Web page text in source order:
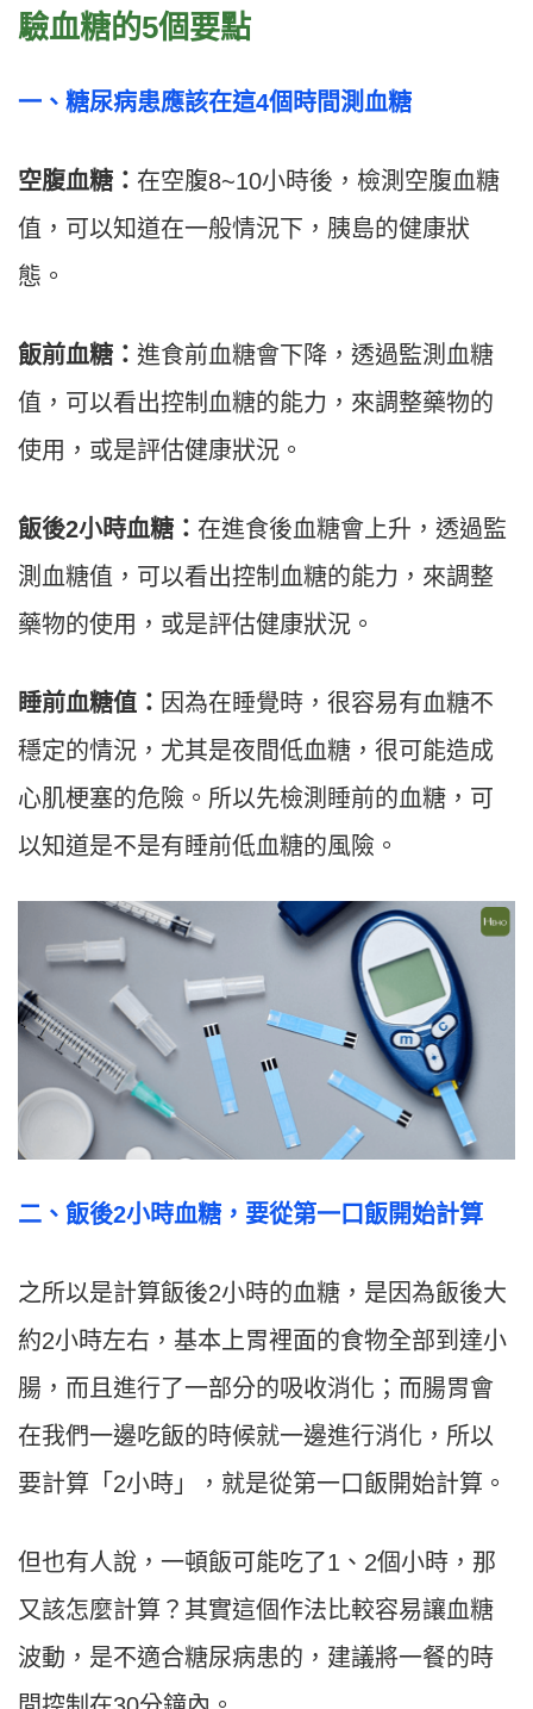
驗血糖的5個要點
一、糖尿病患應該在這4個時間測血糖
空腹血糖： 在空腹8~10小時後，檢測空腹血糖
值，可以知道在一般情況下，胰島的健康狀
態。
飯前血糖： 進食前血糖會下降，透過監測血糖
值，可以看出控制血糖的能力，來調整藥物的
使用，或是評估健康狀況。
飯後2小時血糖： 在進食後血糖會上升，透過監
測血糖值，可以看出控制血糖的能力，來調整
藥物的使用，或是評估健康狀況。
睡前血糖值： 因為在睡覺時，很容易有血糖不
穩定的情況，尤其是夜間低血糖，很可能造成
心肌梗塞的危險。所以先檢測睡前的血糖，可
以知道是不是有睡前低血糖的風險。
二、飯後2小時血糖，要從第一口飯開始計算
之所以是計算飯後2小時的血糖，是因為飯後大
約2小時左右，基本上胃裡面的食物全部到達小
腸，而且進行了一部分的吸收消化；而腸胃會
在我們一邊吃飯的時候就一邊進行消化，所以
要計算「2小時」，就是從第一口飯開始計算。
但也有人說，一頓飯可能吃了1、2個小時，那
又該怎麼計算？其實這個作法比較容易讓血糖
波動，是不適合糖尿病患的，建議將一餐的時